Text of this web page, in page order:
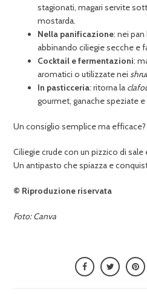
stagionati, magari servite
mostarda.
Nella panificazione: nei
abbinando ciliegie secche e
Cocktail e fermentazioni:
aromatici o utilizzate nei
In pasticceria: ritorna la
gourmet, ganache speziate
Un consiglio semplice ma efficace?
Ciliegie crude con un pizzico di
Un antipasto che spiazza e
© Riproduzione riservata
Foto: Canva